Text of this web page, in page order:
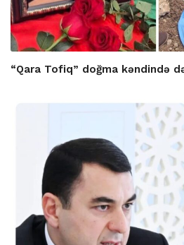
“Qara Tofiq” doğma kəndində